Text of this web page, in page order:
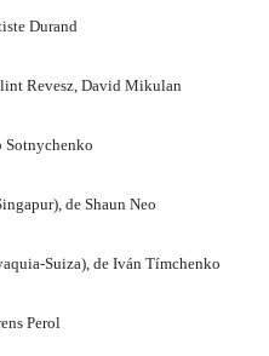
Durand
Revesz, David Mikulan
Sotnychenko
de Shaun Neo
Suiza), de Iván Tímchenko
Perol